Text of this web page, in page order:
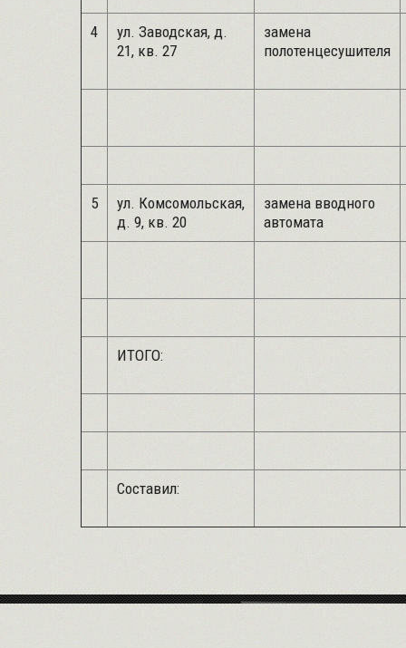
4
ул. Заводская, д.
21, кв. 27
замена
полотенцесушителя
5
ул. Комсомольская,
д. 9, кв. 20
замена вводного
автомата
ИТОГО:
Составил: